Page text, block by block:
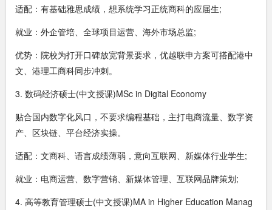
适配：有基础雅思成绩，想系统学习正统商科的应届生;
就业：外企管培、全球项目运营、海外市场总监;
优势：院校为打开口碑放宽背景要求，优越联申方案可搭配港中
文、港理工商科同步冲刺。
3. 数码经济硕士(中文授课)MSc in Digital Economy
贴合国内数字化风口，不要求编程基础，主打电商流量、数字资
产、区块链、平台经济实操。
适配：文商科、语言成绩薄弱，意向互联网、新媒体行业学生;
就业：电商运营、数字营销、新媒体管理、互联网品牌策划;
4. 高等教育管理硕士(中文授课)MA in Higher Education Manag